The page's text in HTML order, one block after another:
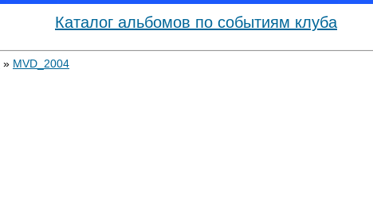
Каталог альбомов по событиям клуба
» MVD_2004